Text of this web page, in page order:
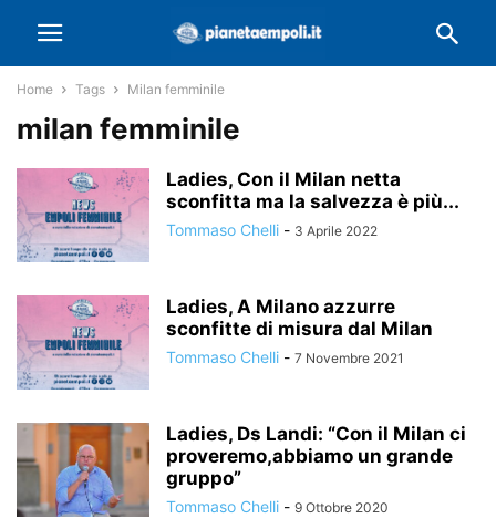
Home Tags Milan femminile
milan femminile
Ladies, Con il Milan netta
sconfitta ma la salvezza è più...
Tommaso Chelli - 3 Aprile 2022
Ladies, A Milano azzurre
sconfitte di misura dal Milan
Tommaso Chelli - 7 Novembre 2021
Ladies, Ds Landi: “Con il Milan ci
proveremo,abbiamo un grande
gruppo”
Tommaso Chelli - 9 Ottobre 2020